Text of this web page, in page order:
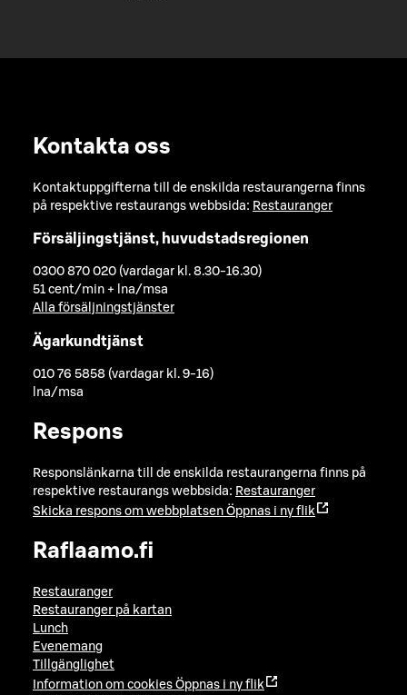
Kontakta oss
Kontaktuppgifterna till de enskilda restaurangerna finns
på respektive restaurangs webbsida: Restauranger
Försäljingstjänst, huvudstadsregionen
0300 870 020 (vardagar kl. 8.30-16.30)
51 cent/min + lna/msa
Alla försäljningstjänster
Ägarkundtjänst
010 76 5858 (vardagar kl. 9-16)
lna/msa
Respons
Responslänkarna till de enskilda restaurangerna finns på
respektive restaurangs webbsida: Restauranger
Skicka respons om webbplatsen Öppnas i ny flik
Raflaamo.fi
Restauranger
Restauranger på kartan
Lunch
Evenemang
Tillgänglighet
Information om cookies Öppnas i ny flik